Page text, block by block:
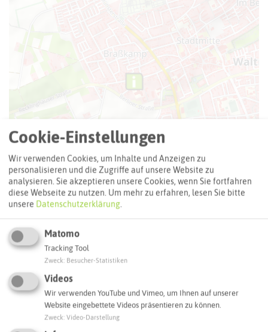
Adresse:
Kulturforum Kapelle Waltrop
Hochstraße 20
45731 Waltrop
Cookie-Einstellungen
Wir verwenden Cookies, um Inhalte und Anzeigen zu
personalisieren und die Zugriffe auf unsere Website zu
analysieren. Sie akzeptieren unsere Cookies, wenn Sie fortfahren
diese Webseite zu nutzen. Um mehr zu erfahren, lesen Sie bitte
unsere Datenschutzerklärung.
Matomo
Tracking Tool
Zweck Besucher-Statistiken
Videos
Wir verwenden YouTube und Vimeo, um Ihnen auf unserer
Website eingebettete Videos präsentieren zu können.
Zweck Video-Darstellung